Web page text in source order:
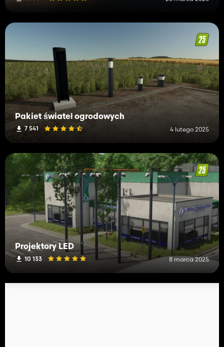
Pakiet świateł ogrodowych
7 541 4 lutego 2025
Projektory LED
10 133 8 marca 2025